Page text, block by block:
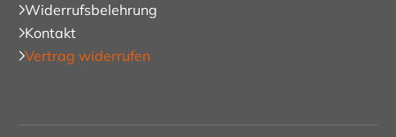
Widerrufsbelehrung
Kontakt
Vertrag widerrufen